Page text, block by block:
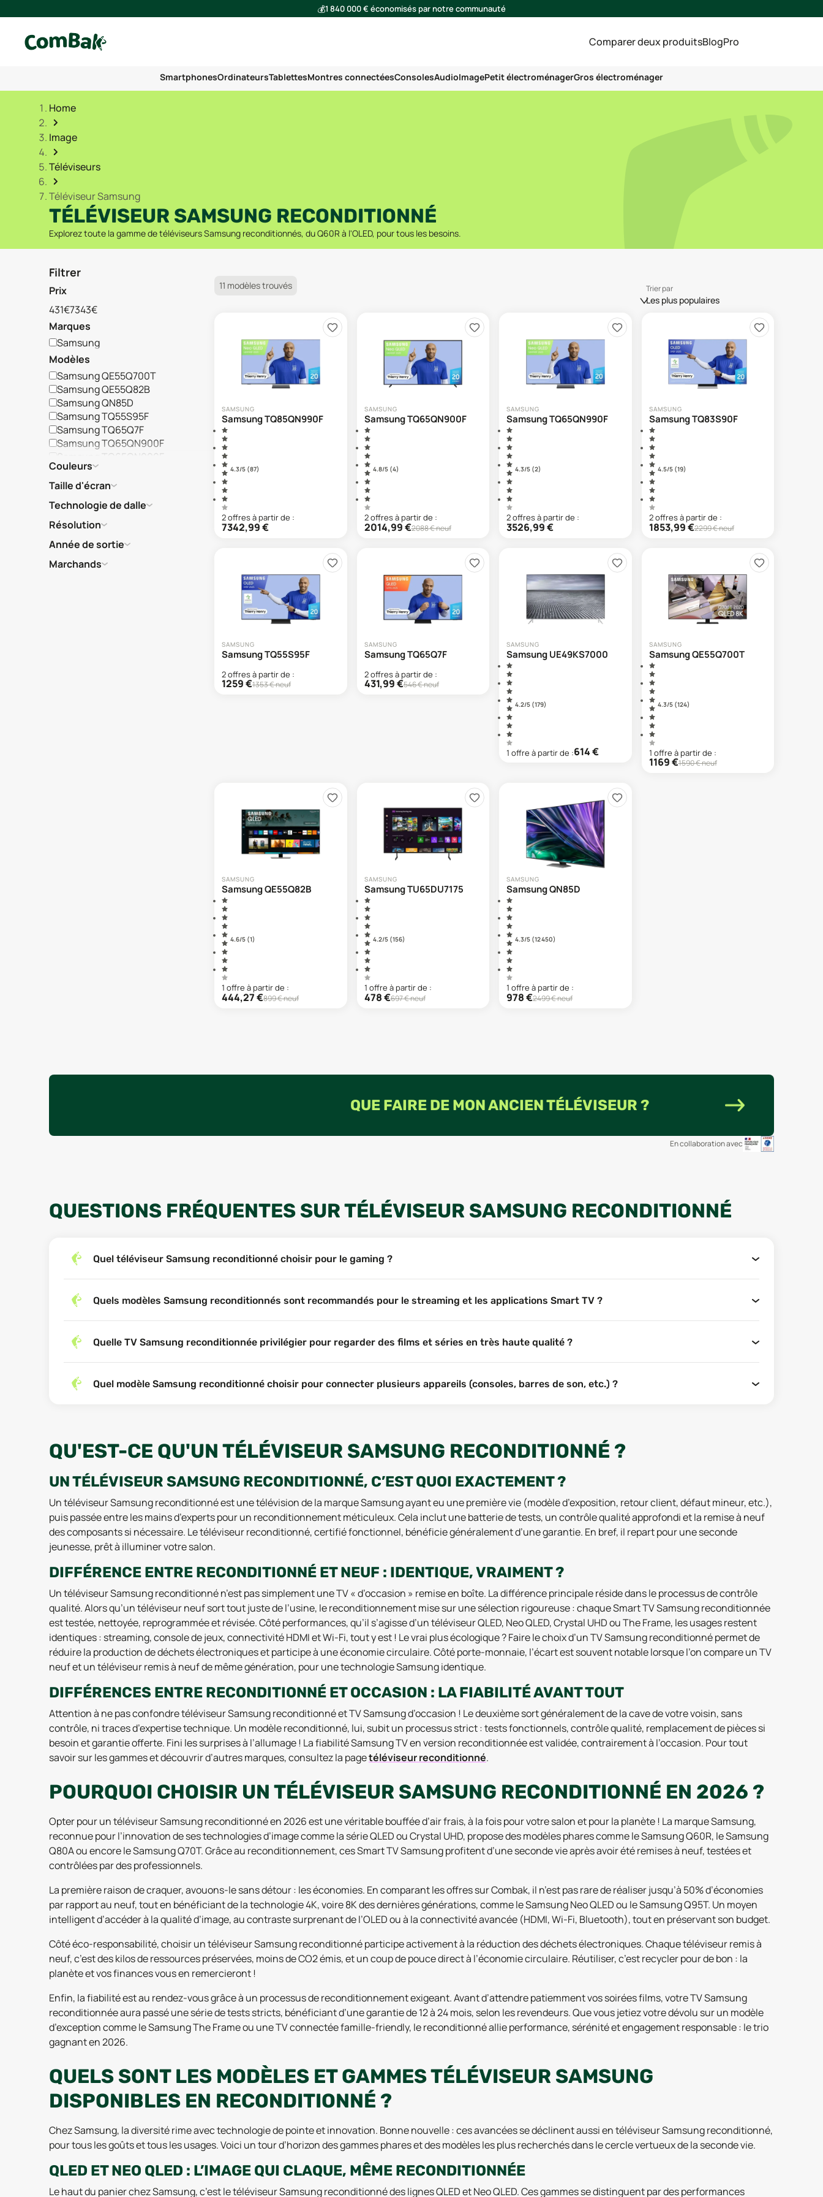
💰1 840 000 € économisés par notre communauté
Comparer deux produitsBlogPro
SmartphonesOrdinateursTablettesMontres connectéesConsolesAudioImagePetit électroménagerGros électroménager
Home
Image
Téléviseurs
Téléviseur Samsung
TÉLÉVISEUR SAMSUNG RECONDITIONNÉ
Explorez toute la gamme de téléviseurs Samsung reconditionnés, du Q60R à l'OLED, pour tous les besoins.
Filtrer
Prix
431€7343€
Marques
Samsung
Modèles
Samsung QE55Q700T
Samsung QE55Q82B
Samsung QN85D
Samsung TQ55S95F
Samsung TQ65Q7F
Samsung TQ65QN900F
Samsung TQ65QN990F
Samsung TQ83S90F
Samsung TQ85QN990F
Samsung UE49KS7000
Couleurs
Taille d'écran
Technologie de dalle
Résolution
Année de sortie
Marchands
11 modèles trouvés Trier par
Les plus populaires
SAMSUNG
Samsung TQ85QN990F
4.3/5 (87)
2offresà partir de :
7342,99€
SAMSUNG
Samsung TQ65QN900F
4.8/5 (4)
2offresà partir de :
2014,99€2088€ neuf
SAMSUNG
Samsung TQ65QN990F
4.3/5 (2)
2offresà partir de :
3526,99€
SAMSUNG
Samsung TQ83S90F
4.5/5 (19)
2offresà partir de :
1853,99€2299€ neuf
SAMSUNG
Samsung TQ55S95F
2offresà partir de :
1259€1353€ neuf
SAMSUNG
Samsung TQ65Q7F
2offresà partir de :
431,99€546€ neuf
SAMSUNG
Samsung UE49KS7000
4.2/5 (179)
1 offre à partir de :614€
SAMSUNG
Samsung QE55Q700T
4.3/5 (124)
1 offre à partir de :
1169€1590€ neuf
SAMSUNG
Samsung QE55Q82B
4.6/5 (1)
1 offre à partir de :
444,27€899€ neuf
SAMSUNG
Samsung TU65DU7175
4.2/5 (156)
1 offre à partir de :
478€697€ neuf
SAMSUNG
Samsung QN85D
4.3/5 (12 450)
1 offre à partir de :
978€2499€ neuf
QUE FAIRE DE MON ANCIEN TÉLÉVISEUR ?
En collaboration avec
QUESTIONS FRÉQUENTES SUR TÉLÉVISEUR SAMSUNG RECONDITIONNÉ
Quel téléviseur Samsung reconditionné choisir pour le gaming ?
Quels modèles Samsung reconditionnés sont recommandés pour le streaming et les applications Smart TV ?
Quelle TV Samsung reconditionnée privilégier pour regarder des films et séries en très haute qualité ?
Quel modèle Samsung reconditionné choisir pour connecter plusieurs appareils (consoles, barres de son, etc.) ?
QU'EST-CE QU'UN TÉLÉVISEUR SAMSUNG RECONDITIONNÉ ?
UN TÉLÉVISEUR SAMSUNG RECONDITIONNÉ, C’EST QUOI EXACTEMENT ?
Un téléviseur Samsung reconditionné est une télévision de la marque Samsung ayant eu une première vie (modèle d’exposition, retour client, défaut mineur, etc.),
puis passée entre les mains d’experts pour un reconditionnement méticuleux. Cela inclut une batterie de tests, un contrôle qualité approfondi et la remise à neuf
des composants si nécessaire. Le téléviseur reconditionné, certifié fonctionnel, bénéficie généralement d’une garantie. En bref, il repart pour une seconde
jeunesse, prêt à illuminer votre salon.
DIFFÉRENCE ENTRE RECONDITIONNÉ ET NEUF : IDENTIQUE, VRAIMENT ?
Un téléviseur Samsung reconditionné n’est pas simplement une TV « d’occasion » remise en boîte. La différence principale réside dans le processus de contrôle
qualité. Alors qu’un téléviseur neuf sort tout juste de l’usine, le reconditionnement mise sur une sélection rigoureuse : chaque Smart TV Samsung reconditionnée
est testée, nettoyée, reprogrammée et révisée. Côté performances, qu’il s’agisse d’un téléviseur QLED, Neo QLED, Crystal UHD ou The Frame, les usages restent
identiques : streaming, console de jeux, connectivité HDMI et Wi-Fi, tout y est ! Le vrai plus écologique ? Faire le choix d’un TV Samsung reconditionné permet de
réduire la production de déchets électroniques et participe à une économie circulaire. Côté porte-monnaie, l’écart est souvent notable lorsque l’on compare un TV
neuf et un téléviseur remis à neuf de même génération, pour une technologie Samsung identique.
DIFFÉRENCES ENTRE RECONDITIONNÉ ET OCCASION : LA FIABILITÉ AVANT TOUT
Attention à ne pas confondre téléviseur Samsung reconditionné et TV Samsung d’occasion ! Le deuxième sort généralement de la cave de votre voisin, sans
contrôle, ni traces d’expertise technique. Un modèle reconditionné, lui, subit un processus strict : tests fonctionnels, contrôle qualité, remplacement de pièces si
besoin et garantie offerte. Fini les surprises à l’allumage ! La fiabilité Samsung TV en version reconditionnée est validée, contrairement à l’occasion. Pour tout
savoir sur les gammes et découvrir d’autres marques, consultez la pagetéléviseur reconditionné.
POURQUOI CHOISIR UN TÉLÉVISEUR SAMSUNG RECONDITIONNÉ EN 2026 ?
Opter pour un téléviseur Samsung reconditionné en 2026 est une véritable bouffée d’air frais, à la fois pour votre salon et pour la planète ! La marque Samsung,
reconnue pour l’innovation de ses technologies d’image comme la série QLED ou Crystal UHD, propose des modèles phares comme le Samsung Q60R, le Samsung
Q80A ou encore le Samsung Q70T. Grâce au reconditionnement, ces Smart TV Samsung profitent d’une seconde vie après avoir été remises à neuf, testées et
contrôlées par des professionnels.
La première raison de craquer, avouons-le sans détour : les économies. En comparant les offres sur Combak, il n’est pas rare de réaliser jusqu’à 50% d’économies
par rapport au neuf, tout en bénéficiant de la technologie 4K, voire 8K des dernières générations, comme le Samsung Neo QLED ou le Samsung Q95T. Un moyen
intelligent d’accéder à la qualité d’image, au contraste surprenant de l’OLED ou à la connectivité avancée (HDMI, Wi-Fi, Bluetooth), tout en préservant son budget.
Côté éco-responsabilité, choisir un téléviseur Samsung reconditionné participe activement à la réduction des déchets électroniques. Chaque téléviseur remis à
neuf, c’est des kilos de ressources préservées, moins de CO2 émis, et un coup de pouce direct à l’économie circulaire. Réutiliser, c’est recycler pour de bon : la
planète et vos finances vous en remercieront !
Enfin, la fiabilité est au rendez-vous grâce à un processus de reconditionnement exigeant. Avant d’attendre patiemment vos soirées films, votre TV Samsung
reconditionnée aura passé une série de tests stricts, bénéficiant d’une garantie de 12 à 24 mois, selon les revendeurs. Que vous jetiez votre dévolu sur un modèle
d’exception comme le Samsung The Frame ou une TV connectée famille-friendly, le reconditionné allie performance, sérénité et engagement responsable : le trio
gagnant en 2026.
QUELS SONT LES MODÈLES ET GAMMES TÉLÉVISEUR SAMSUNG
DISPONIBLES EN RECONDITIONNÉ ?
Chez Samsung, la diversité rime avec technologie de pointe et innovation. Bonne nouvelle : ces avancées se déclinent aussi en téléviseur Samsung reconditionné,
pour tous les goûts et tous les usages. Voici un tour d’horizon des gammes phares et des modèles les plus recherchés dans le cercle vertueux de la seconde vie.
QLED ET NEO QLED : L’IMAGE QUI CLAQUE, MÊME RECONDITIONNÉE
Le haut du panier chez Samsung, c’est le téléviseur Samsung reconditionné des lignes QLED et Neo QLED. Ces gammes se distinguent par des performances